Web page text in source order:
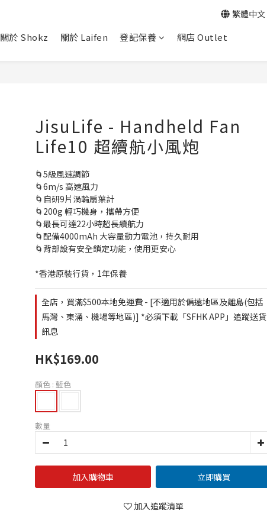
關於 Shokz 關於 Laifen 登記保養 網店 Outlet
繁體中文
JisuLife - Handheld Fan
Life10 超續航小風炮
🌀5級風速調節
🌀6m/s 高速風力
🌀自研9片渦輪扇葉計
🌀200g 輕巧機身，攜帶方便
🌀最長可達22小時超長續航力
🌀配備4000mAh 大容量動力電池，持久耐用
🌀背部設有安全鎖定功能，使用更安心
*香港原裝行貨，1年保養
全店，買滿$500本地免運費 - [不適用於偏遠地區及離島(包括
馬灣、東涌、機場等地區)] *必須下載「SFHK APP」追蹤送貨
訊息
HK$169.00
顏色 : 藍色
數量
加入購物車 立即購買
加入追蹤清單